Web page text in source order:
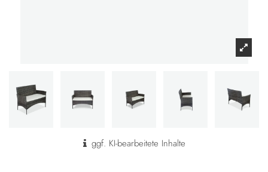
ggf. KI-bearbeitete Inhalte